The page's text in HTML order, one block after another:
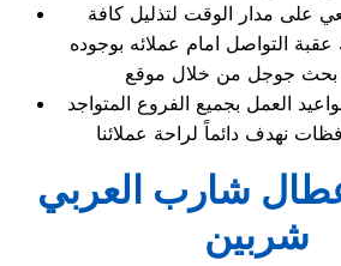
على مدار الوقت لتذليل كافة
التواصل امام عملائه بوجوده
بحث جوجل من خلال موقع
العمل بجميع الفروع المتواجد
شارب العربي
شربين